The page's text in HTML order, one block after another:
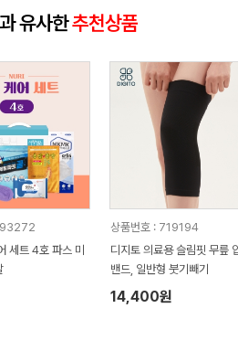
유사한추천상품
세트 4호 파스 미
상품번호 : 719194
디지토 의료용 슬림핏 무릎
밴드, 일반형 붓기빼기
14,400원